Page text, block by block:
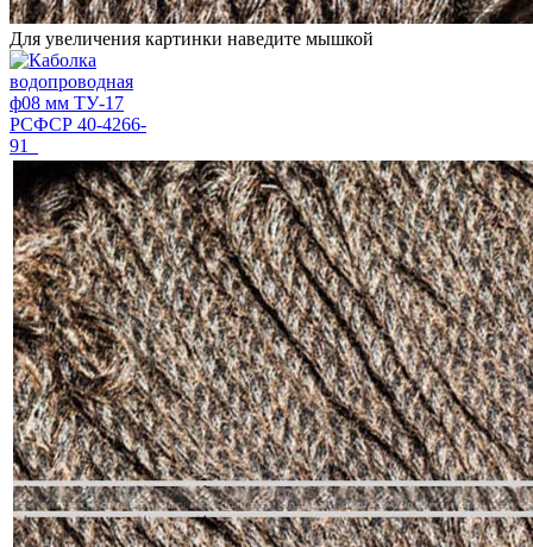
Для увеличения картинки наведите мышкой